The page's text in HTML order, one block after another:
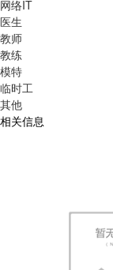
网络IT
医生
教师
教练
模特
临时工
其他
相关信息